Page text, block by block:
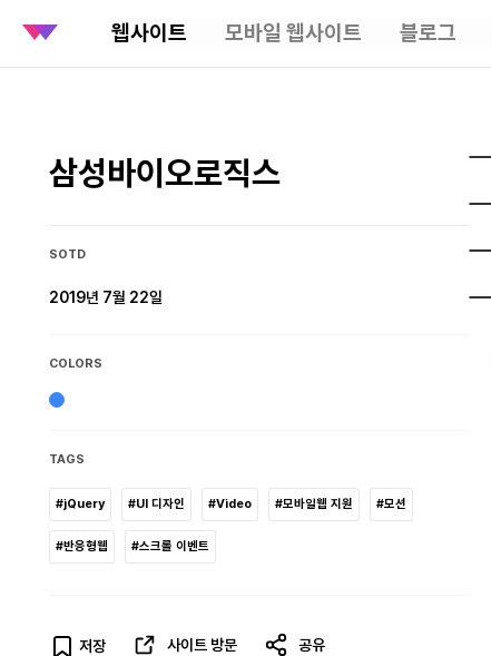
웹사이트 모바일 웹사이트 블로그
삼성바이오로직스
SOTD
2019년 7월 22일
COLORS
TAGS
#jQuery #UI 디자인 #Video #모바일웹 지원 #모션
#반응형웹 #스크롤 이벤트
저장 사이트 방문 공유